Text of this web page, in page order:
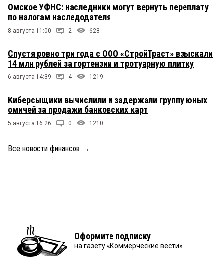
Омское УФНС: наследники могут вернуть переплату
по налогам наследодателя
8 августа 11:00 2 628
Спустя ровно три года с ООО «СтройТраст» взыскали
14 млн рублей за гортензии и тротуарную плитку
6 августа 14:39 4 1219
Киберсыщики вычислили и задержали группу юных
омичей за продажи банковских карт
5 августа 16:26 0 1210
Все новости финансов →
Оформите подписку
на газету «Коммерческие вести»